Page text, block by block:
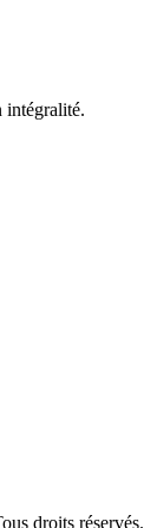
intégralité.
droits réservés.